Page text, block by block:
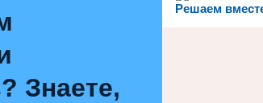
Решаем
Знаете,